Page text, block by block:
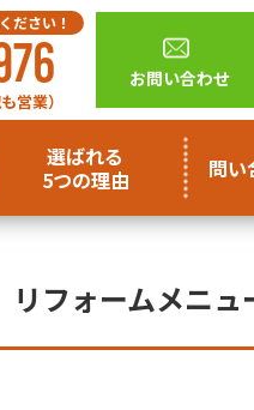
ださい！
営業）
お問い合わせ
選ばれる
5つの理由
問い
リフォームメニュ